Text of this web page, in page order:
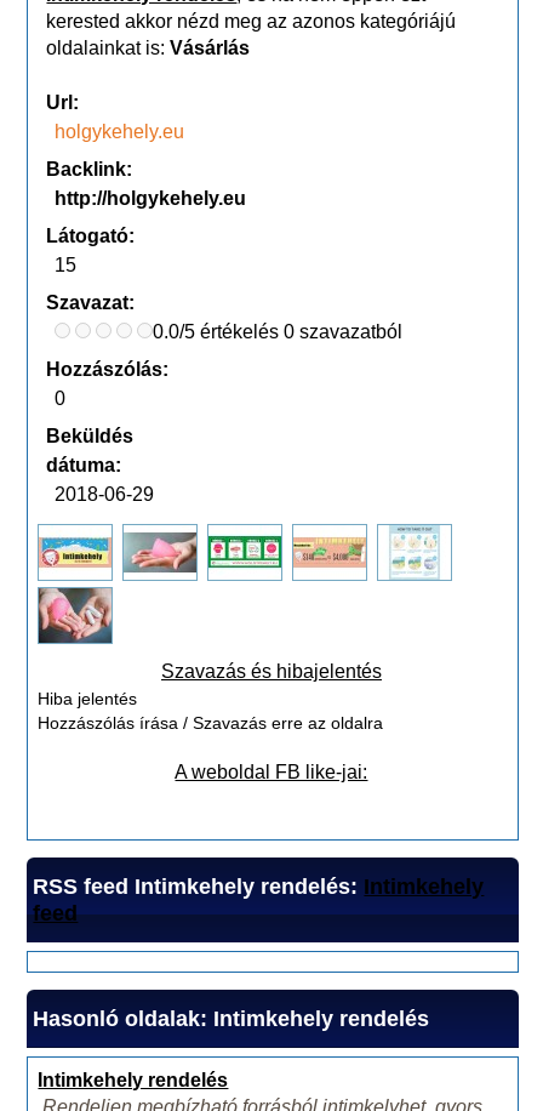
kerested akkor nézd meg az azonos kategóriájú
oldalainkat is:Vásárlás
Url:
holgykehely.eu
Backlink:
http://holgykehely.eu
Látogató:
15
Szavazat:
0.0/5 értékelés 0 szavazatból
Hozzászólás:
0
Beküldés
dátuma:
2018-06-29
Szavazás és hibajelentés
Hiba jelentés
Hozzászólás írása / Szavazás erre az oldalra
A weboldal FB like-jai:
RSS feed Intimkehely rendelés: Intimkehely
feed
Hasonló oldalak: Intimkehely rendelés
Intimkehely rendelés